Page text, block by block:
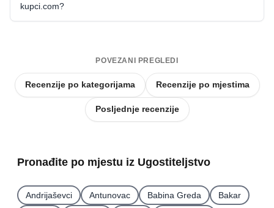
kupci.com?
POVEZANI PREGLEDI
Recenzije po kategorijama Recenzije po mjestima
Posljednje recenzije
Pronađite po mjestu iz Ugostiteljstvo
Andrijaševci Antunovac Babina Greda
Bakar